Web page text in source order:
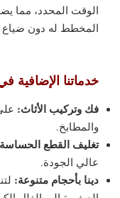
الوقت المحدد، مما
المخطط له دون ضياع
خدماتنا الإضافية
فك وتركيب الأثاث:
والمطابخ.
تغليف القطع
عالي الجودة.
دينا بأحجام متنوعة: